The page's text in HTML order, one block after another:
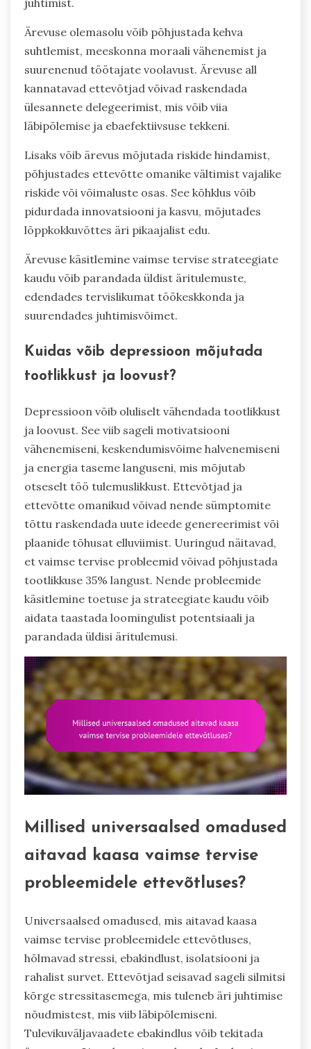
Ärevuse olemasolu võib põhjustada kehva
suhtlemist, meeskonna moraali vähenemist ja
suurenenud töötajate voolavust. Ärevuse all
kannatavad ettevõtjad võivad raskendada
ülesannete delegeerimist, mis võib viia
läbipõlemise ja ebaefektiivsuse tekkeni.
Lisaks võib ärevus mõjutada riskide hindamist,
põhjustades ettevõtte omanike vältimist vajalike
riskide või võimaluste osas. See kõhklus võib
pidurdada innovatsiooni ja kasvu, mõjutades
lõppkokkuvõttes äri pikaajalist edu.
Ärevuse käsitlemine vaimse tervise strateegiate
kaudu võib parandada üldist äritulemuste,
edendades tervislikumat töökeskkonda ja
suurendades juhtimisvõimet.
Kuidas võib depressioon mõjutada
tootlikkust ja loovust?
Depressioon võib oluliselt vähendada tootlikkust
ja loovust. See viib sageli motivatsiooni
vähenemiseni, keskendumisvõime halvenemiseni
ja energia taseme languseni, mis mõjutab
otseselt töö tulemuslikkust. Ettevõtjad ja
ettevõtte omanikud võivad nende sümptomite
tõttu raskendada uute ideede genereerimist või
plaanide tõhusat elluviimist. Uuringud näitavad,
et vaimse tervise probleemid võivad põhjustada
tootlikkuse 35% langust. Nende probleemide
käsitlemine toetuse ja strateegiate kaudu võib
aidata taastada loomingulist potentsiaali ja
parandada üldisi äritulemusi.
Millised universaalsed omadused
aitavad kaasa vaimse tervise
probleemidele ettevõtluses?
Universaalsed omadused, mis aitavad kaasa
vaimse tervise probleemidele ettevõtluses,
hõlmavad stressi, ebakindlust, isolatsiooni ja
rahalist survet. Ettevõtjad seisavad sageli silmitsi
kõrge stressitasemega, mis tuleneb äri juhtimise
nõudmistest, mis viib läbipõlemiseni.
Tulevikuväljavaadete ebakindlus võib tekitada